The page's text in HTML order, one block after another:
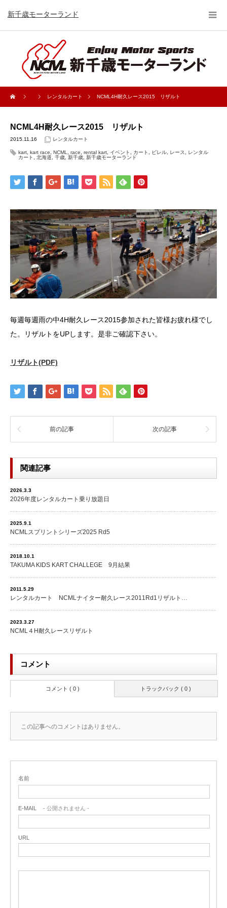
新千歳モーターランド
レンタルカート NCML4H耐久レース2015 リザルト
NCML4H耐久レース2015 リザルト
2015.11.16 レンタルカート
kart kart race NCML race rental kart イベント カート ビレル レース
レンタル
カート
北海道 千歳 新千歳 新千歳モーターランド
毎週毎週雨の中4H耐久レース2015参加された皆様お疲れ様でし
た。リザルトをUPします。是非ご確認下さい。
リザルト(PDF)
前の記事 次の記事
関連記事
2026.3.3
2026年度レンタルカート乗り放題日
2025.9.1
NCMLスプリントシリーズ2025 Rd5
2018.10.1
TAKUMA KIDS KART CHALLEGE 9月結果
2011.5.29
レンタルカート NCMLナイター耐久レース2011Rd1リザルト…
2023.3.27
NCML４H耐久レースリザルト
コメント
トラックバック ( 0 )
コメント ( 0 )
この記事へのコメントはありません。
名前
E-MAIL - 公開されません -
URL